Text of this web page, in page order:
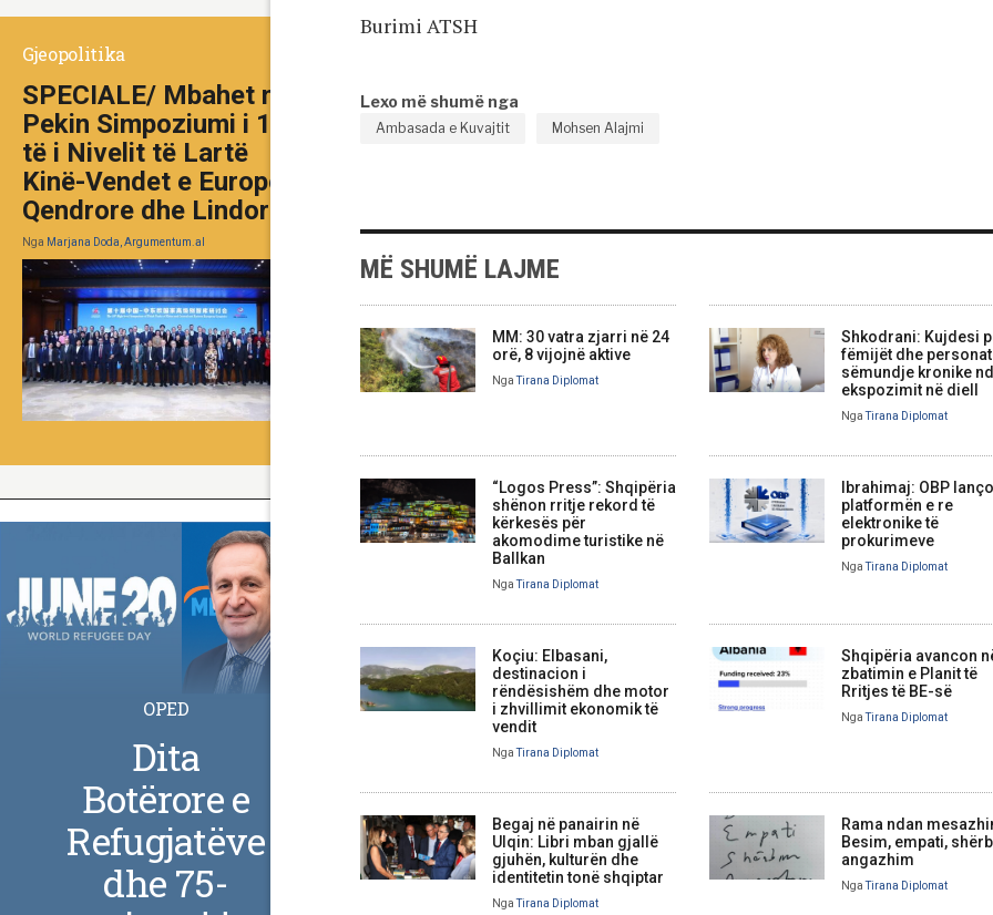
Burimi ATSH
Lexo më shumë nga
Ambasada e Kuvajtit Mohsen Alajmi
MË SHUMË LAJME
MM: 30 vatra zjarri në 24
orë, 8 vijojnë aktive
NgaTirana Diplomat
Shkodrani: Kujdesi
fëmijët dhe
sëmundje kronike
ekspozimit në diell
NgaTirana Diplomat
“Logos Press”: Shqipëria
shënon rritje rekord të
kërkesës për
akomodime turistike në
Ballkan
NgaTirana Diplomat
Ibrahimaj: OBP
platformën e re
elektronike të
prokurimeve
NgaTirana Diplomat
Koçiu: Elbasani,
destinacion i
rëndësishëm dhe motor
i zhvillimit ekonomik të
vendit
NgaTirana Diplomat
Shqipëria avancon
zbatimin e Planit të
Rritjes të BE-së
NgaTirana Diplomat
Begaj në panairin në
Ulqin: Libri mban gjallë
gjuhën, kulturën dhe
identitetin tonë shqiptar
NgaTirana Diplomat
Rama ndan
Besim, empati,
angazhim
NgaTirana Diplomat
Gjeopolitika
SPECIALE/ Mbahet në
Pekin Simpoziumi i 10-
të i Nivelit të Lartë
Kinë-Vendet e Europës
Qendrore dhe Lindore
Nga Marjana Doda, Argumentum.al
OPED
Dita
Botërore e
Refugjatëve
dhe 75-